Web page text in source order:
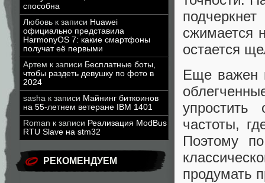
способна
Любовь к записи Huawei
официально представила
HarmonyOS 7: какие смартфоны
получат её первыми
Артем к записи Бесплатные боты,
чтобы раздеть девушку по фото в
2024
sasha к записи Майнинг биткоинов
на 55-летнем ветеране IBM 1401
Roman к записи Реализация ModBus
RTU Slave на stm32
РЕКОМЕНДУЕМ
сжимается
остается
Еще важен
упростить
частоты,
Поэтому
продумать